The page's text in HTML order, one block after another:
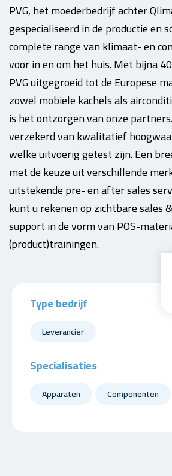
PVG, het moederbedrijf achter
gespecialiseerd in de productie en
complete range van klimaat- en
voor in en om het huis. Met bijna
PVG uitgegroeid tot de Europese
zowel mobiele kachels als
is het ontzorgen van onze
verzekerd van kwalitatief
welke uitvoerig getest zijn. Een
met de keuze uit verschillende
uitstekende pre- en after sales
kunt u rekenen op zichtbare sales
support in de vorm van POS-
(product)trainingen.
Type bedrijf
Leverancier
Specialisaties
Apparaten Componenten